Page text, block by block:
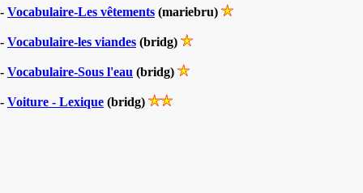
- Vocabulaire-Les vêtements (mariebru)
- Vocabulaire-les viandes (bridg)
- Vocabulaire-Sous l'eau (bridg)
- Voiture - Lexique (bridg)